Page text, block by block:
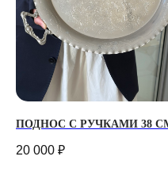
ПОДНОС С РУЧКАМИ 38
20 000 ₽
КОНФИДЕНЦИАЛЬНОСТЬ
2018 - 2025 PLOMBIR FLOWERS
ДОГОВОР ОФЕРТЫ
ИП Сомова Валентина Юриевна
ИНН 470320429965
ОГРНИП 320470400035500